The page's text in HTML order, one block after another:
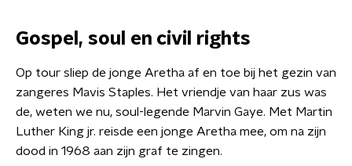
Gospel, soul en civil rights
Op tour sliep de jonge Aretha af en toe bij het gezin van
zangeres Mavis Staples. Het vriendje van haar zus was
de, weten we nu, soul-legende Marvin Gaye. Met Martin
Luther King jr. reisde een jonge Aretha mee, om na zijn
dood in 1968 aan zijn graf te zingen.